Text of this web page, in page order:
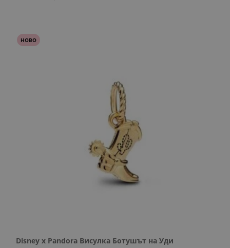
НОВО
Disney x Pandora Висулка Ботушът на Уди